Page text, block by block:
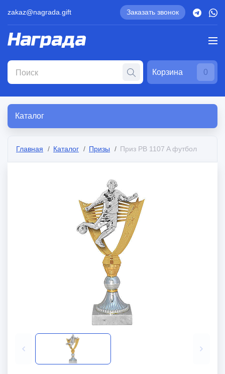
zakaz@nagrada.gift Заказать звонок
Корзина 0
Каталог
Главная Каталог Призы Приз PB 1107 A футбол